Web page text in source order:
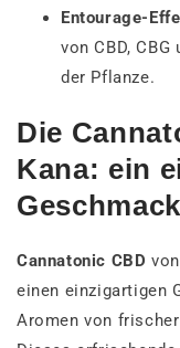
Entourage-
von CBD,
der Pflanze.
Die
Kana: ein
Cannatonic CBD
einen einzigartigen
Aromen von